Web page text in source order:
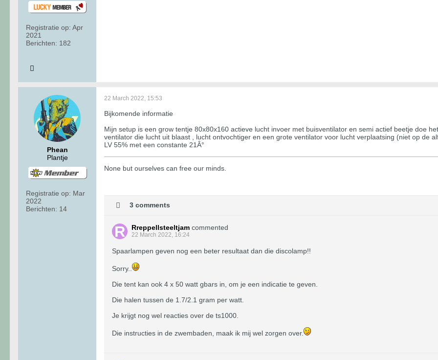
Registratie op: Apr
2021
Berichten: 182
Phean
Plantje
Registratie op: Mar
2022
Berichten: 14
22 March 2022, 15:53
Bijkomende informatie
Mijn setup is een grow tentje 80x80x160 actieve lucht invoer met buisventilator en semi actief beetje doe
ventilator die lucht uit blaast , lucht ontvochtiger en een grote ventilator voor lucht verplaatsing (niet op de
LV 55% met een constante 21Â°
None but ourselves can free our minds.
3 comments
Rreppellsteeltjam commented
22 March 2022, 16:24
Spaarlampen geven nog een beter resultaat dan die discolamp!!
Sorry..
Die tent kan ook 4 x 50 watt gbars in, om je een indicatie te geven.
Die halen tussen de 1.7/2.1 gram per watt.
Je krijgt nog wel reacties over de ts1000.
Die instructies in de zwembaden, maak ik mij wel zorgen over.